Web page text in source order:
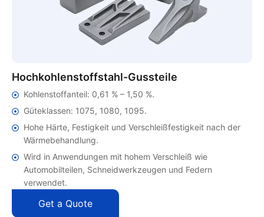
Hochkohlenstoffstahl-Gussteile
Kohlenstoffanteil: 0,61 % – 1,50 %.
Güteklassen: 1075, 1080, 1095.
Hohe Härte, Festigkeit und Verschleißfestigkeit nach der
Wärmebehandlung.
Wird in Anwendungen mit hohem Verschleiß wie
Automobilteilen, Schneidwerkzeugen und Federn
verwendet.
Get a Quote